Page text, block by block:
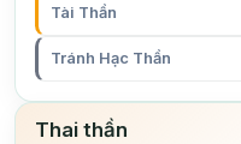
Tài Thần
Tránh Hạc Thần
Thai thần